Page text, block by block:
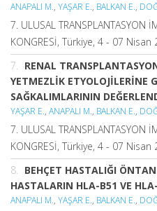
ANAPALI M., YAŞAR E., BALKAN E.,
7. ULUSAL TRANSPLANTASYON
KONGRESİ, Türkiye, 4 - 07
7. RENAL
YETMEZLİK ETYOLOJİLERİNE
SAĞKALIMLARININ
YAŞAR E., ANAPALI M., BALKAN E.,
7. ULUSAL TRANSPLANTASYON
KONGRESİ, Türkiye, 4 - 07
8. BEHÇET HASTALIĞI
HASTALARIN HLA-B51 VE
ANAPALI M., YAŞAR E., BALKAN E.,